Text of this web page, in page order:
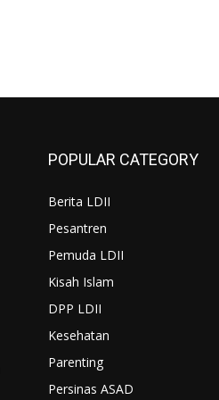
POPULAR CATEGORY
Berita LDII
Pesantren
Pemuda LDII
Kisah Islam
DPP LDII
Kesehatan
Parenting
Persinas ASAD